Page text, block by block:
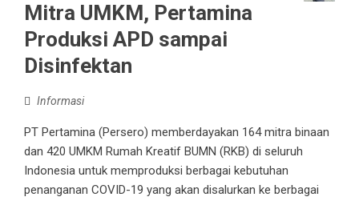
Mitra UMKM, Pertamina
Produksi APD sampai
Disinfektan
Informasi
PT Pertamina (Persero) memberdayakan 164 mitra binaan
dan 420 UMKM Rumah Kreatif BUMN (RKB) di seluruh
Indonesia untuk memproduksi berbagai kebutuhan
penanganan COVID-19 yang akan disalurkan ke berbagai